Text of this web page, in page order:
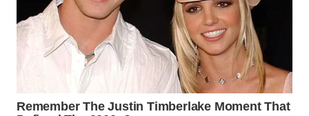
ADVOKAT
WAHANA
INFRASTRUKTUR
WAHANA
KONSUMEN